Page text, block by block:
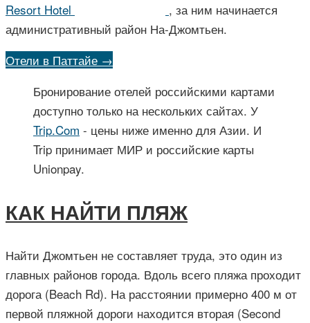
Resort Hotel
, за ним начинается
административный район На-Джомтьен.
Отели в Паттайе →
Бронирование отелей российскими картами
доступно только на нескольких сайтах. У
Trip.Com - цены ниже именно для Азии. И
Trip принимает МИР и российские карты
Unionpay.
КАК НАЙТИ ПЛЯЖ
Найти Джомтьен не составляет труда, это один из
главных районов города. Вдоль всего пляжа проходит
дорога (Beach Rd). На расстоянии примерно 400 м от
первой пляжной дороги находится вторая (Second